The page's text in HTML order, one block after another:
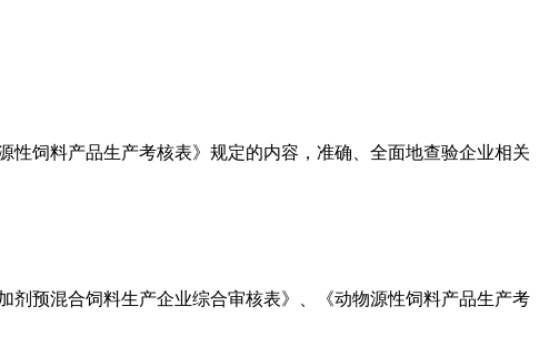
饲料产品生产考核表》规定的内容，准确、全面地查验企业相关
预混合饲料生产企业综合审核表》、《动物源性饲料产品生产考